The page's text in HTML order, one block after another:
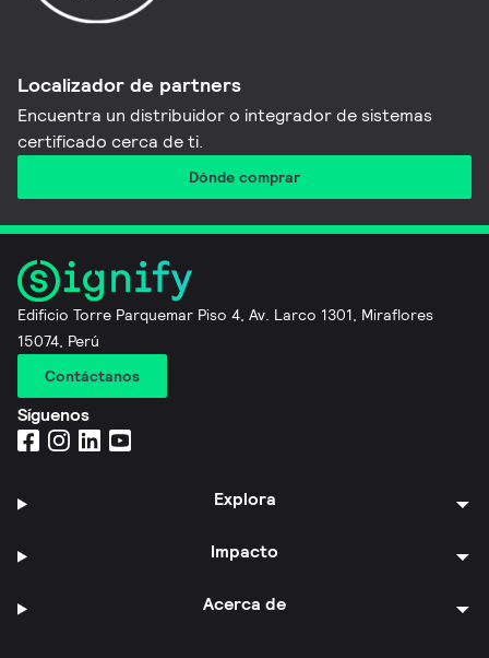
Localizador de partners
Encuentra un distribuidor o integrador de sistemas
certificado cerca de ti.
Dónde comprar
Edificio Torre Parquemar Piso 4, Av. Larco 1301, Miraflores
15074, Perú
Contáctanos
Síguenos
Explora
Impacto
Acerca de